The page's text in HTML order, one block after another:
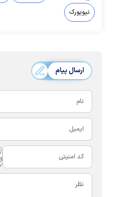
نیویورک
ارسال پیام